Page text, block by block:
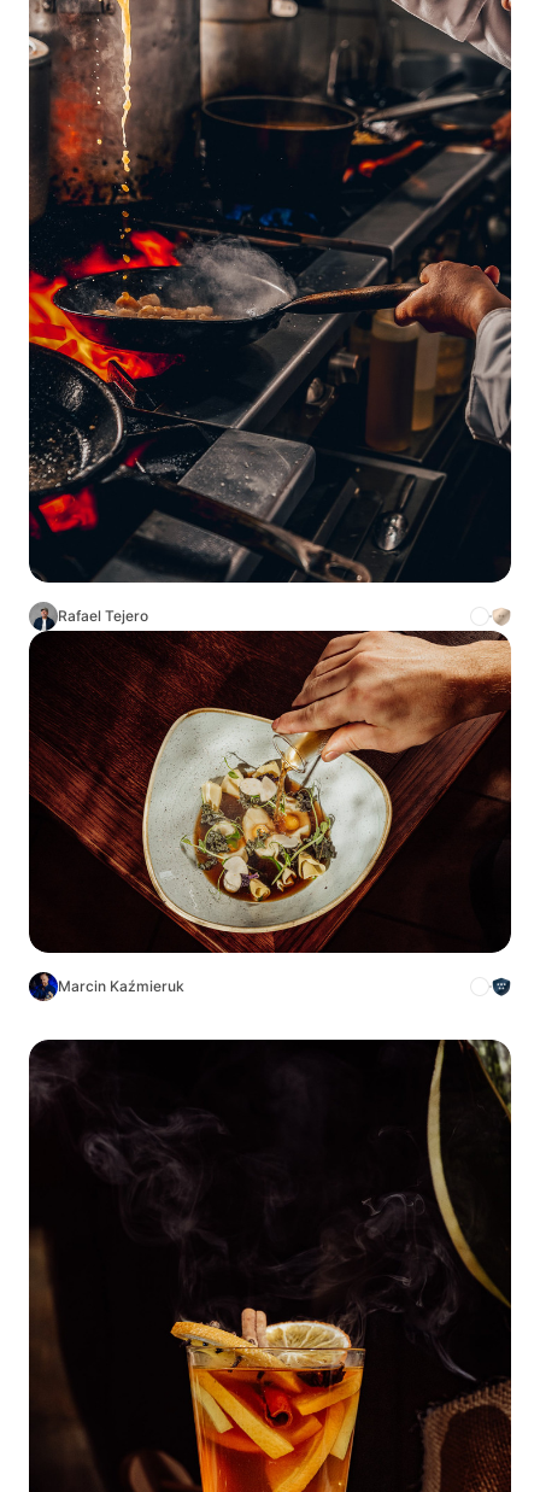
Rafael Tejero
Marcin Kaźmieruk